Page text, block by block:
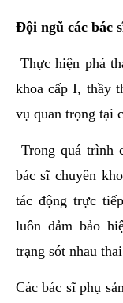
Đội ngũ các bác
Thực hiện phá
khoa cấp I, thầy
vụ quan trọng tại
Trong quá trình
bác sĩ chuyên
tác động trực
luôn đảm bảo
trạng sót nhau
Các bác sĩ phụ